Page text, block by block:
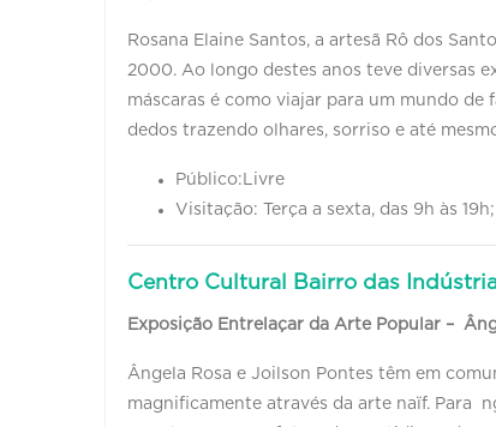
Rosana Elaine Santos, a artesã Rô dos
2000. Ao longo destes anos teve diversas
máscaras é como viajar para um mundo
dedos trazendo olhares, sorriso e até
Público:Livre
Visitação: Terça a sexta, das 9h às
Centro Cultural Bairro das
Exposição Entrelaçar da Arte Popular –
Ângela Rosa e Joilson Pontes têm em
magnificamente através da arte naïf. Para